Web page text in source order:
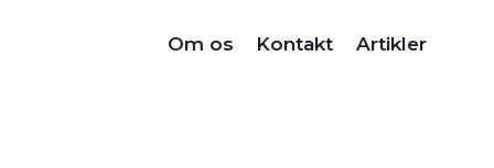
Om os Kontakt Artikler